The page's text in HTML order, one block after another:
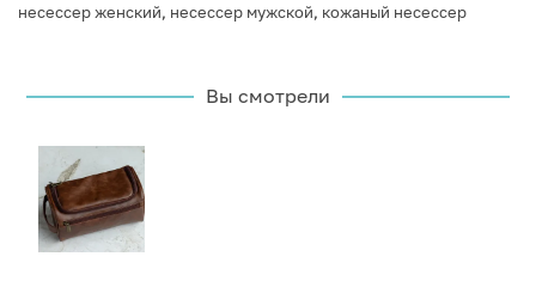
несессер женский, несессер мужской, кожаный несессер
Вы смотрели